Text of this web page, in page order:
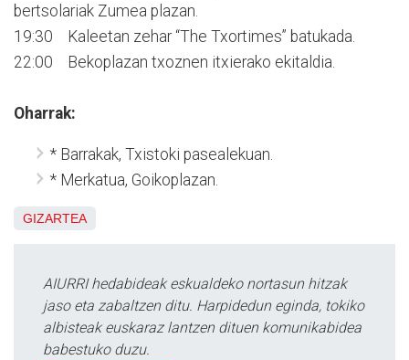
bertsolariak Zumea plazan.
19:30 Kaleetan zehar “The Txortimes” batukada.
22:00 Bekoplazan txoznen itxierako ekitaldia.
Oharrak:
* Barrakak, Txistoki pasealekuan.
* Merkatua, Goikoplazan.
GIZARTEA
AIURRI hedabideak eskualdeko nortasun hitzak
jaso eta zabaltzen ditu. Harpidedun eginda, tokiko
albisteak euskaraz lantzen dituen komunikabidea
babestuko duzu.